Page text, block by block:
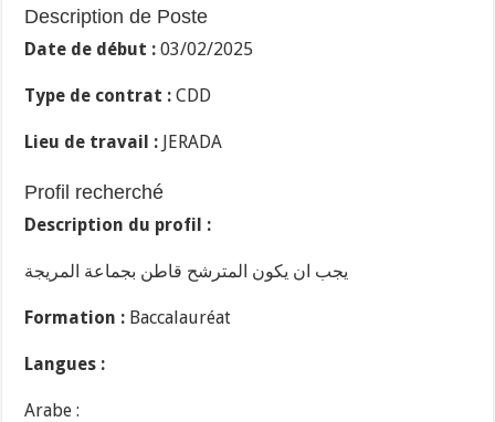
Description de Poste
Date de début :03/02/2025
Type de contrat :CDD
Lieu de travail : JERADA
Profil recherché
Description du profil :
يجب ان يكون المترشح قاطن بجماعة المريجة
Formation : Baccalauréat
Langues :
Arabe :